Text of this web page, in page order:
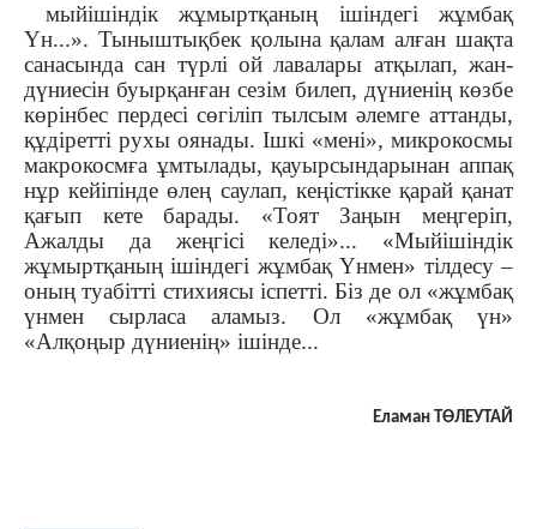
мыйішіндік жұмыртқаның ішіндегі жұмбақ
Үн...». Тыныштықбек қолына қалам алған шақта
санасында сан түрлі ой лавалары атқылап, жан-
дүниесін буырқанған сезім билеп, дүниенің көзбе
көрінбес пердесі сөгіліп тылсым әлемге аттанды,
құдіретті рухы оянады. Ішкі «мені», микрокосмы
макрокосмға ұмтылады, қауырсындарынан аппақ
нұр кейіпінде өлең саулап, кеңістікке қарай қанат
қағып кете барады. «Тоят Заңын меңгеріп,
Ажалды да жеңгісі келеді»... «Мыйішіндік
жұмыртқаның ішіндегі жұмбақ Үнмен» тілдесу –
оның туабітті стихиясы іспетті. Біз де ол «жұмбақ
үнмен сырласа аламыз. Ол «жұмбақ үн»
«Алқоңыр дүниенің» ішінде...
Еламан ТӨЛЕУТАЙ